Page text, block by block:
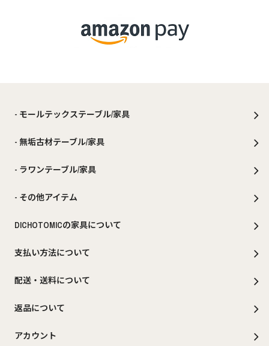
- モールテックステーブル/家具
- 無垢古材テーブル/家具
- ラワンテーブル/家具
- その他アイテム
DICHOTOMICの家具について
支払い方法について
配送・送料について
返品について
アカウント